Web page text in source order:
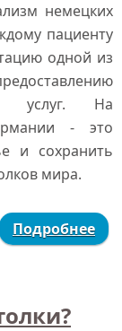
немецких
пациенту
одной из
услуг. На
- это
и сохранить
мира.
Подробнее